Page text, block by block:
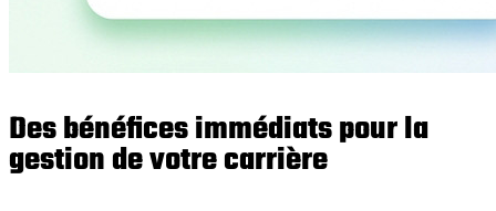
Des bénéfices immédiats pour la
gestion de votre carrière